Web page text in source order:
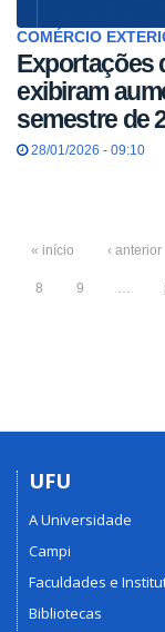
COMÉRCIO
Exportações
exibiram
semestre de
28/01/2026 - 09:10
« início ‹ anterior
8 9 …
UFU
A Universidade
Campi
Faculdades e
Bibliotecas